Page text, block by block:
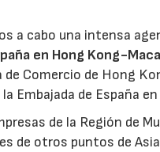
a cabo una intensa
en Hong Kong-
Comercio de Hong
Embajada de España en
de la Región de
de otros puntos de